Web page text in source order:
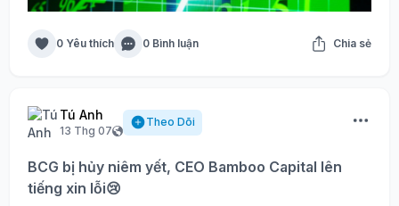
0 Yêu thích 0 Bình luận Chia sẻ
Tú Anh
13 Thg 07
Theo Dõi
BCG bị hủy niêm yết, CEO Bamboo Capital lên
tiếng xin lỗi😢